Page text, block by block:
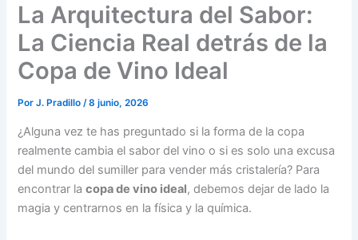
La Arquitectura del Sabor:
La Ciencia Real detrás de la
Copa de Vino Ideal
PorJ. Pradillo/8 junio, 2026
¿Alguna vez te has preguntado si la forma de la copa
realmente cambia el sabor del vino o si es solo una excusa
del mundo del sumiller para vender más cristalería? Para
encontrar lacopa de vino ideal, debemos dejar de lado la
magia y centrarnos en la física y la química.